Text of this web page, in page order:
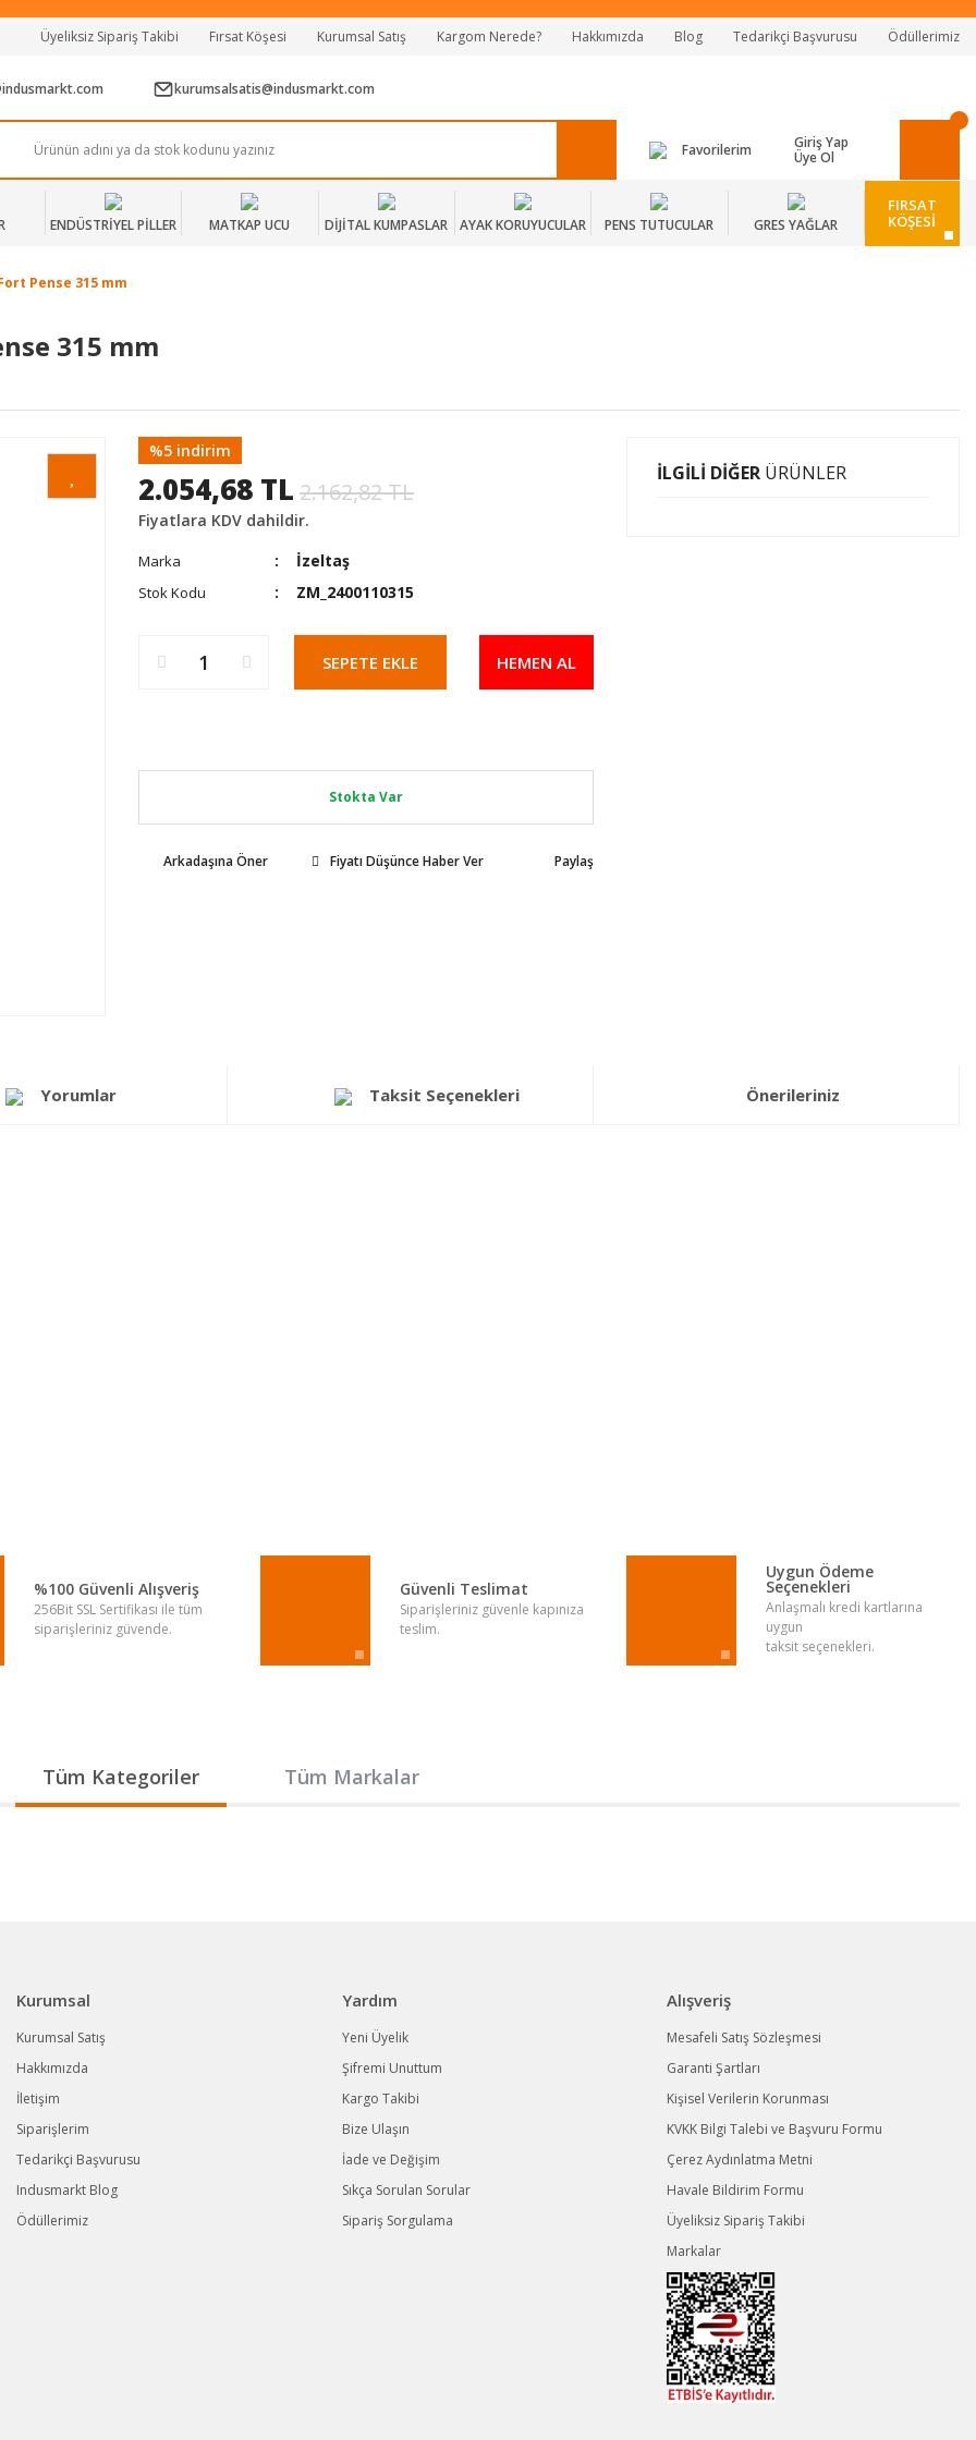
Tüm Alışverişlerde Vade Farksız 2 Taksit!
Mağazadan Teslim & Kolay İade
Üyeliksiz Sipariş Takibi Fırsat Köşesi Kurumsal Satış Kargom Nerede? Hakkımızda Blog Tedarikçi Başvurusu Ödüllerimiz
kurumsalsatis@indusmarkt.com
Favorilerim
Giriş Yap
Üye Ol
ENDÜSTRİYEL PİLLER MATKAP UCU DİJİTAL KUMPASLAR AYAK KORUYUCULAR PENS TUTUCULAR GRES YAĞLAR
FIRSAT
KÖŞESİ
Pense 315 mm
315 mm
%5 indirim
2.054,68 TL 2.162,82 TL
Fiyatlara KDV dahildir.
Marka İzeltaş
Stok Kodu ZM_2400110315
SEPETE EKLE HEMEN AL
Stokta Var
Arkadaşına Öner Fiyatı Düşünce Haber Ver Paylaş
İLGİLİ DİĞER ÜRÜNLER
Yorumlar Taksit Seçenekleri Önerileriniz
%100 Güvenli Alışveriş
256Bit SSL Sertifikası ile tüm
siparişleriniz güvende.
Güvenli Teslimat
Siparişleriniz güvenle kapınıza
teslim.
Uygun Ödeme
Seçenekleri
Anlaşmalı kredi kartlarına
uygun
taksit seçenekleri.
Tüm Kategoriler Tüm Markalar
Kurumsal
Kurumsal Satış
Hakkımızda
İletişim
Siparişlerim
Tedarikçi Başvurusu
Indusmarkt Blog
Ödüllerimiz
Yardım
Yeni Üyelik
Şifremi Unuttum
Kargo Takibi
Bize Ulaşın
İade ve Değişim
Sıkça Sorulan Sorular
Sipariş Sorgulama
Alışveriş
Mesafeli Satış Sözleşmesi
Garanti Şartları
Kişisel Verilerin Korunması
KVKK Bilgi Talebi ve Başvuru Formu
Çerez Aydınlatma Metni
Havale Bildirim Formu
Üyeliksiz Sipariş Takibi
Markalar